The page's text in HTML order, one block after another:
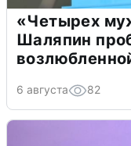
«Четырех
Шаляпин
6 августа 82